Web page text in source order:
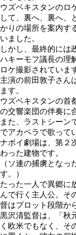
ウズベキスタンのロ
して、裏へ、裏へ、
かりの場所を案内す
いました。
しかし、最終的には
ハキーモフ議長の理
ロケ撮影されていま
主演の前田敦子さん
ます。
ウズベキスタンの首
の交響楽団の伴奏に
また、ラストシーン
でアカペラで歌って
ナボイ劇場は、第２
わった建物です。
（ソ連の捕虜とな
す。）
たった一人で異郷に
んで行く主人公。そ
督はプロット段階か
黒沢清監督は、「秋
く欧米でもなく、そ